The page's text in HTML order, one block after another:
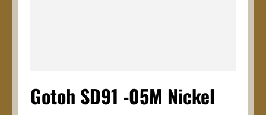
Gotoh SD91 -05M Nickel